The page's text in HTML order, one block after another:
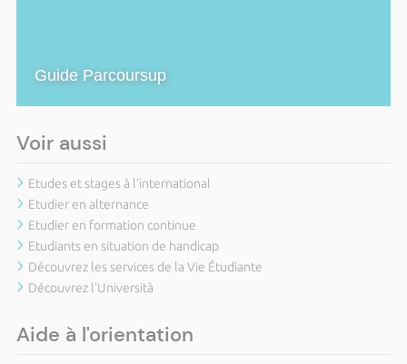
Guide Parcoursup
Voir aussi
Etudes et stages à l'international
Etudier en alternance
Etudier en formation continue
Etudiants en situation de handicap
Découvrez les services de la Vie Étudiante
Découvrez l'Università
Aide à l'orientation